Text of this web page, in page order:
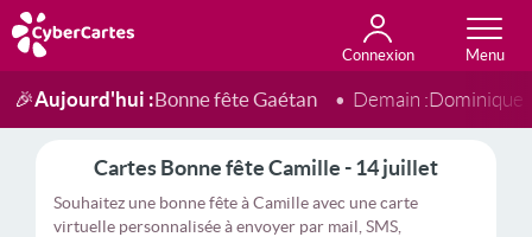
Connexion
Anniversaire
Fête du jour
Amour
Amitié
Merci
Toutes les cartes
🎉Aujourd'hui :Bonne fête Gaétan Demain :Dominique
Cartes Bonne fête Camille - 14 juillet
Souhaitez une bonne fête à Camille avec une carte
virtuelle personnalisée à envoyer par mail, SMS,